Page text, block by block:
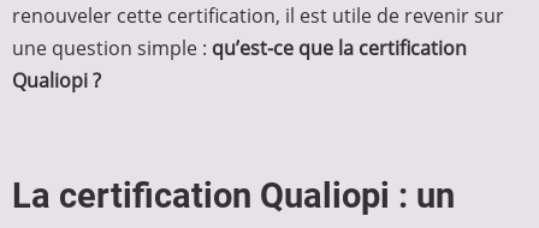
renouveler cette certification, il est utile de revenir sur
une question simple : qu’est-ce que la certification
Qualiopi ?
La certification Qualiopi : un